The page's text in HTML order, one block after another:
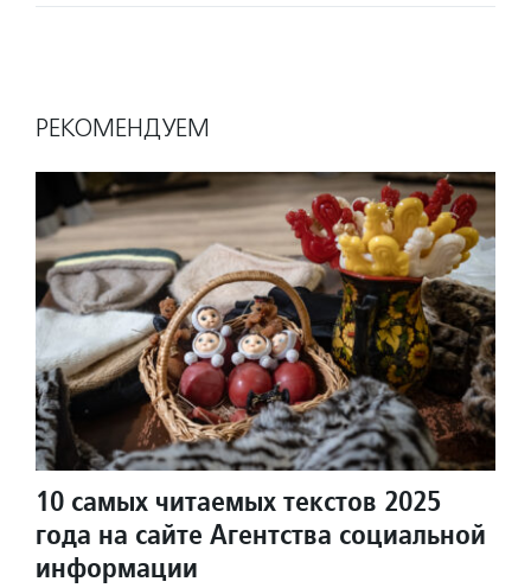
РЕКОМЕНДУЕМ
10 самых читаемых текстов 2025
года на сайте Агентства социальной
информации